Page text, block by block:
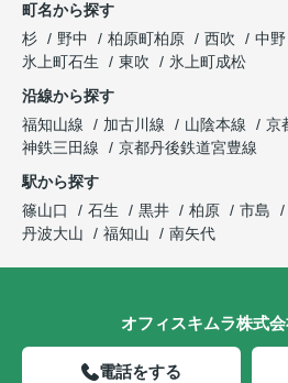
町名から探す
杉
野中 柏原町柏原 西吹 中野
氷上町石生
東吹
氷上町成松
沿線から探す
福知山線
加古川線 山陰本線
京
神鉄三田線
京都丹後鉄道宮豊線
駅から探す
篠山口
石生 黒井 柏原 市島
丹波大山
福知山 南矢代
オフィスキムラ株式
電話をする